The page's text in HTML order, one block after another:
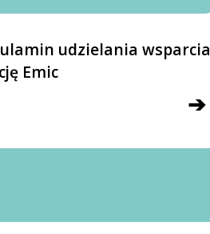
udzielania wsparcia
Emic
➔